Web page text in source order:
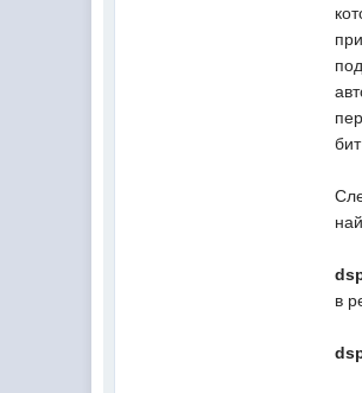
в